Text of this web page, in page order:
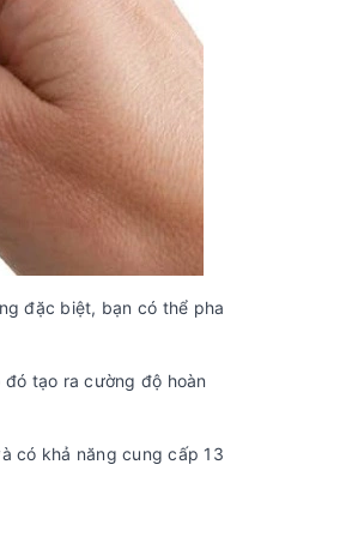
đặc biệt, bạn có thể pha
tạo ra cường độ hoàn
có khả năng cung cấp 13